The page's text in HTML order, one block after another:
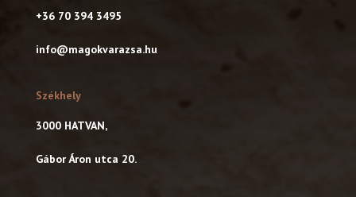
+36 70 394 3495
info@magokvarazsa.hu
Székhely
3000 HATVAN,
Gábor Áron utca 20.